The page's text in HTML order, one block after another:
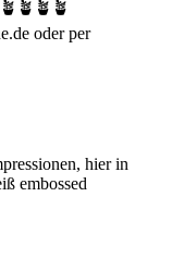
oder per
hier in
embossed